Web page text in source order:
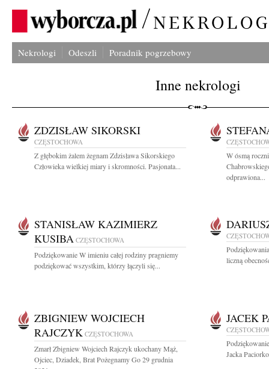
Nekrologi Odeszli Poradnik pogrzebowy
Inne nekrologi
ZDZISŁAW SIKORSKI
CZĘSTOCHOWA
Z głębokim żalem żegnam Zdzisława Sikorskiego
Człowieka wielkiej miary i skromności. Pasjonata...
W ósmą
odprawiona...
STANISŁAW KAZIMIERZ
KUSIBA CZĘSTOCHOWA
Podziękowanie W imieniu całej rodziny pragniemy
podziękować wszystkim, którzy łączyli się...
liczną
ZBIGNIEW WOJCIECH
RAJCZYK CZĘSTOCHOWA
Zmarł Zbigniew Wojciech Rajczyk ukochany Mąż,
Ojciec, Dziadek, Brat Pożegnamy Go 29 grudnia
JACEK
Jacka